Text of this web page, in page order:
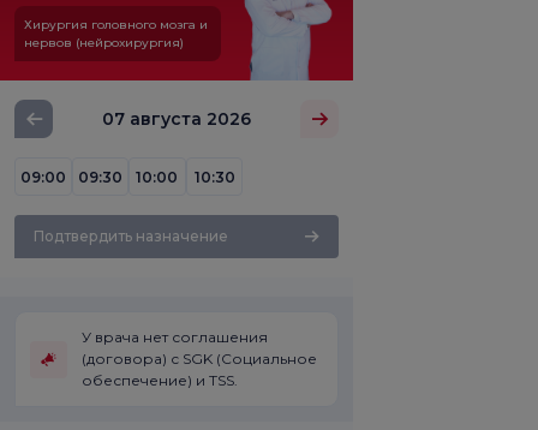
Хирургия головного мозга и
нервов (нейрохирургия)
07 августа 2026
09:00 09:30 10:00 10:30
Подтвердить назначение
У врача нет соглашения
(договора) с SGK (Социальное
обеспечение) и TSS.